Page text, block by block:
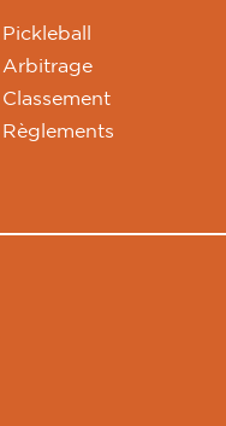
Pickleball
Arbitrage
Classement
Règlements